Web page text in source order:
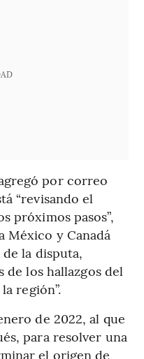
por correo
“revisando el
próximos pasos”,
México y Canadá
la disputa,
de los hallazgos del
región”.
de 2022, al que
para resolver una
el origen de